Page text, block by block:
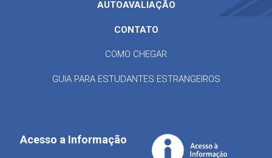
AUTOAVALIAÇÃO
CONTATO
COMO CHEGAR
GUIA PARA ESTUDANTES ESTRANGEIROS
Acesso a Informação